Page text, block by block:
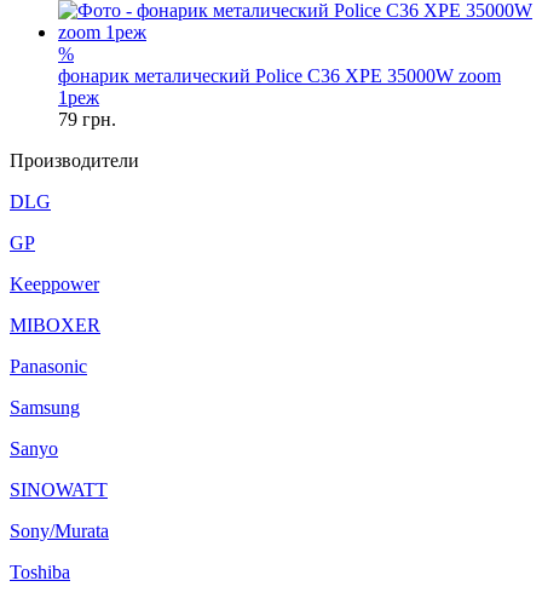
%
фонарик металический Police C36 XPE 35000W zoom
1реж
79 грн.
Производители
DLG
GP
Keeppower
MIBOXER
Panasonic
Samsung
Sanyo
SINOWATT
Sony/Murata
Toshiba